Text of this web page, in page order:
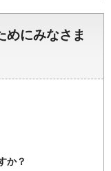
めにみなさま
か？